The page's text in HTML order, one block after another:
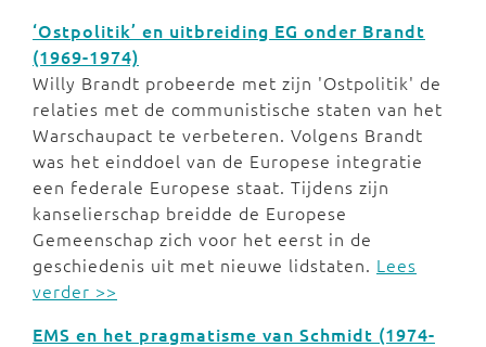
‘Ostpolitik’ en uitbreiding EG onder Brandt
(1969-1974)
Willy Brandt probeerde met zijn 'Ostpolitik' de
relaties met de communistische staten van het
Warschaupact te verbeteren. Volgens Brandt
was het einddoel van de Europese integratie
een federale Europese staat. Tijdens zijn
kanselierschap breidde de Europese
Gemeenschap zich voor het eerst in de
geschiedenis uit met nieuwe lidstaten. Lees
verder >>
EMS en het pragmatisme van Schmidt (1974-